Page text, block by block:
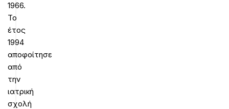
1966.
Το
έτος
1994
αποφοίτησε
από
την
ιατρική
σχολή